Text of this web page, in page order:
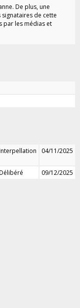
De plus, une
de cette
par les médias et
04/11/2025
09/12/2025